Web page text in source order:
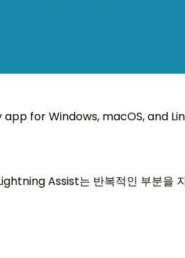
for Windows, macOS, and
Assist는 반복적인 부분을